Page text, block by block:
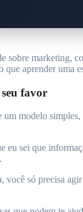
marketing,
aprender uma
favor
modelo
sei que
só precisa